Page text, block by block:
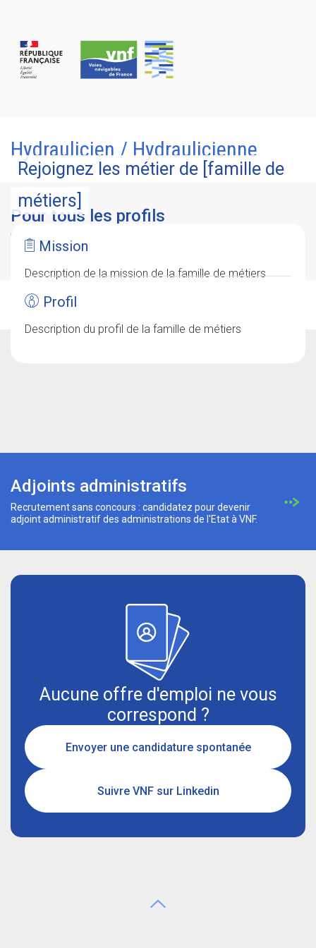
Hydraulicien / Hydraulicienne
Pour tous les profils
Postulez à l’une de nos offres d’emploi, que vous soyez issu du
secteur privé ou du service public.
Rejoignez les métier de [famille de
métiers]
Mission
Description de la mission de la famille de métiers
Profil
Description du profil de la famille de métiers
Adjoints administratifs
Recrutement sans concours : candidatez pour devenir
adjoint administratif des administrations de l'Etat à VNF.
Aucune offre d'emploi ne vous
correspond ?
Envoyer une candidature spontanée
Suivre VNF sur Linkedin
Aller en haut de page